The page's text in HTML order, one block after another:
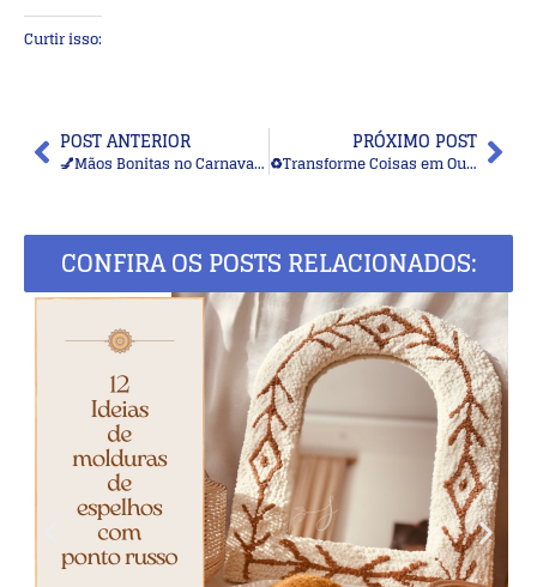
Curtir isso:
POST ANTERIOR
💅Mãos Bonitas no Carnaval: Inspirações de Unhas Coloridas com Glitter e Confete
PRÓXIMO POST
♻️Transforme Coisas em Outras Coisas: 24 Ideias Incríveis de Reaproveitamento Criativo
CONFIRA OS POSTS RELACIONADOS: